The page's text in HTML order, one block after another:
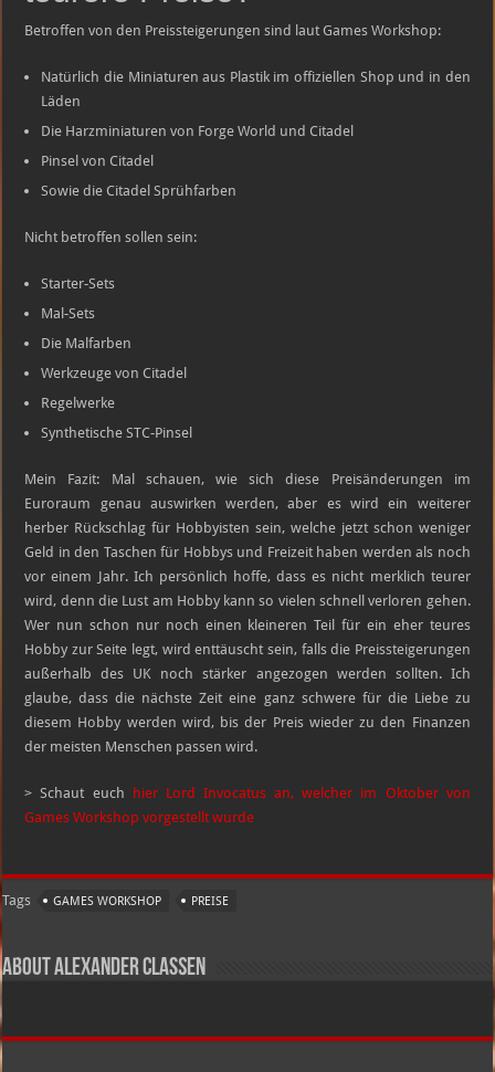
Betroffen von den Preissteigerungen sind laut Games Workshop:
Natürlich die Miniaturen aus Plastik im offiziellen Shop und in den
Läden
Die Harzminiaturen von Forge World und Citadel
Pinsel von Citadel
Sowie die Citadel Sprühfarben
Nicht betroffen sollen sein:
Starter-Sets
Mal-Sets
Die Malfarben
Werkzeuge von Citadel
Regelwerke
Synthetische STC-Pinsel
Mein Fazit: Mal schauen, wie sich diese Preisänderungen im
Euroraum genau auswirken werden, aber es wird ein weiterer
herber Rückschlag für Hobbyisten sein, welche jetzt schon weniger
Geld in den Taschen für Hobbys und Freizeit haben werden als noch
vor einem Jahr. Ich persönlich hoffe, dass es nicht merklich teurer
wird, denn die Lust am Hobby kann so vielen schnell verloren gehen.
Wer nun schon nur noch einen kleineren Teil für ein eher teures
Hobby zur Seite legt, wird enttäuscht sein, falls die Preissteigerungen
außerhalb des UK noch stärker angezogen werden sollten. Ich
glaube, dass die nächste Zeit eine ganz schwere für die Liebe zu
diesem Hobby werden wird, bis der Preis wieder zu den Finanzen
der meisten Menschen passen wird.
> Schaut euch hier Lord Invocatus an, welcher im Oktober von
Games Workshop vorgestellt wurde
Tags GAMES WORKSHOP PREISE
About Alexander Claßen